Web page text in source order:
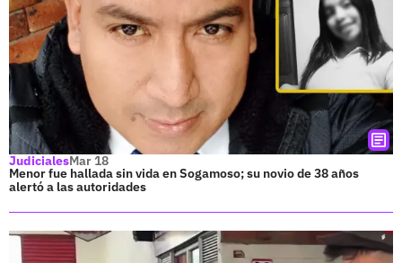
JudicialesMar 18
Menor fue hallada sin vida en Sogamoso; su novio de 38 años
alertó a las autoridades